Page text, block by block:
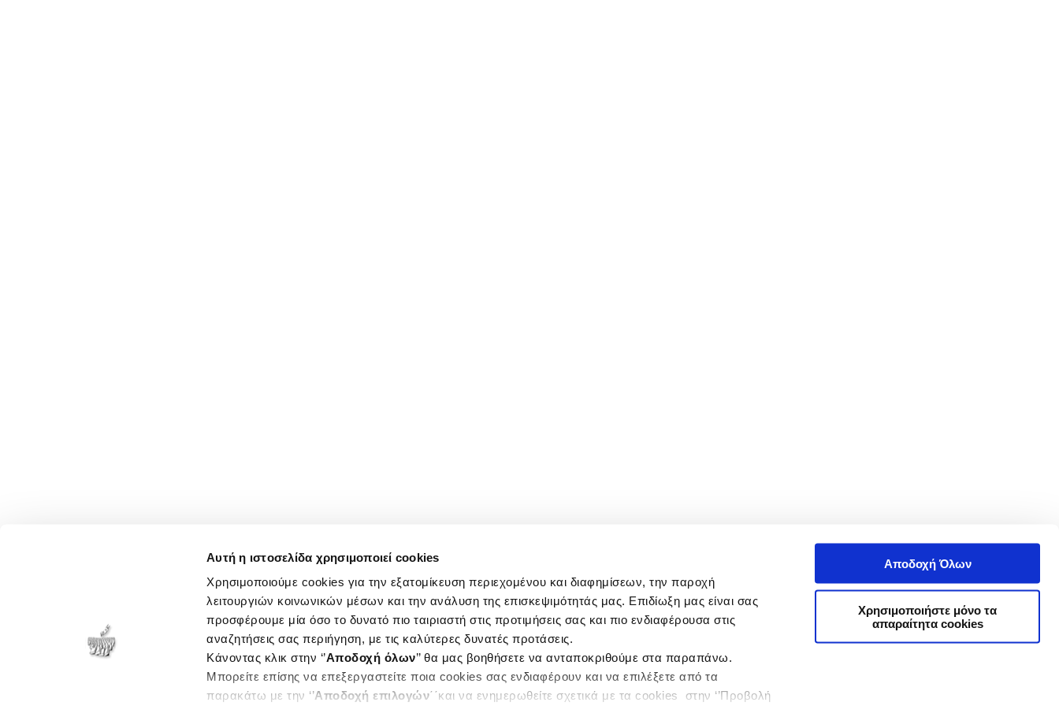
Αυτή η ιστοσελίδα χρησιμοποιεί cookies
Χρησιμοποιούμε cookies για την εξατομίκευση περιεχομένου και διαφημίσεων, την παροχή
λειτουργιών κοινωνικών μέσων και την ανάλυση της επισκεψιμότητάς μας. Επιδίωξη μας είναι σας
προσφέρουμε μία όσο το δυνατό πιο ταιριαστή στις προτιμήσεις σας και πιο ενδιαφέρουσα στις
αναζητήσεις σας περιήγηση, με τις καλύτερες δυνατές προτάσεις.
Κάνοντας κλικ στην ‘’Αποδοχή όλων’’ θα μας βοηθήσετε να ανταποκριθούμε στα παραπάνω.
Μπορείτε επίσης να επεξεργαστείτε ποια cookies σας ενδιαφέρουν και να επιλέξετε από τα
παρακάτω με την ‘’Αποδοχή επιλογών΄΄και να ενημερωθείτε σχετικά με τα cookies στην ‘’Προβολή
Αποδοχή Όλων
Χρησιμοποιήστε μόνο τα
απαραίτητα cookies